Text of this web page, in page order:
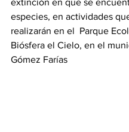
extinción en que se
especies, en actividades
realizarán en el  Parque
Biósfera el Cielo, en el
Gómez Farías